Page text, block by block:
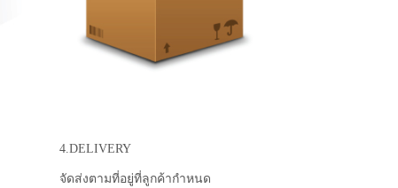
4.DELIVERY
จัดส่งตามที่อยู่ที่ลูกค้ากำหนด